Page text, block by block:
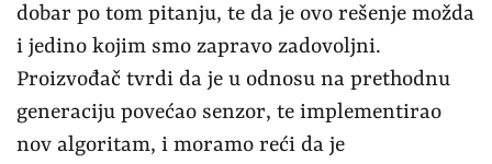
dobar po tom pitanju, te da je ovo rešenje možda
i jedino kojim smo zapravo zadovoljni.
Proizvođač tvrdi da je u odnosu na prethodnu
generaciju povećao senzor, te implementirao
nov algoritam, i moramo reći da je